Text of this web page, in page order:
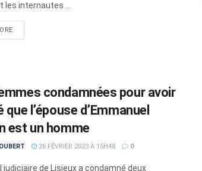
les internautes ...
DETAILS
condamnées pour avoir
l’épouse d’Emmanuel
est un homme
26 FÉVRIER 2023 À 15H48 0
judiciaire de Lisieux a condamné deux